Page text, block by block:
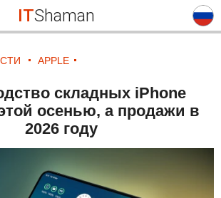
ITShaman
APPLE
складных iPhone
осенью, а продажи в
2026 году